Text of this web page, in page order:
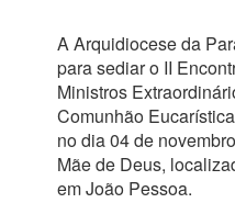
A Arquidiocese da
para sediar o II
Ministros
Comunhão
no dia 04 de
Mãe de Deus,
em João Pessoa.